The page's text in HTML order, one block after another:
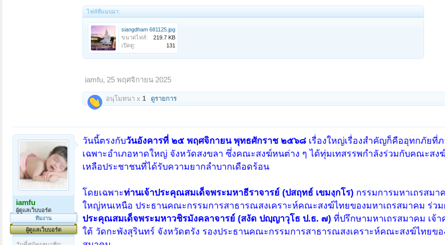
ไฟล์ที่แนบมา:
siangdham 681125.jpg
ขนาดไฟล์:
219.7 KB
เปิดดู:
131
iamfu, 25 พฤศจิกายน 2025
อนุโมทนา x 1 ดูรายการ
iamfu
ผู้ดูแลเว็บบอร์ด
ทีมงาน
ผู้ดูแลเว็บบอร์ด
วันนี้ตรงกับวันอังคารที่ ๒๕ พฤศจิกายน พุทธศักราช ๒๕๖๘ เรื่องใหญ่เรื่องสำคัญก็คืออุทกภัยที่
เฉพาะอำเภอหาดใหญ่ จังหวัดสงขลา ซึ่งคณะสงฆ์หนต่าง ๆ ได้ทุ่มเทสรรพกำลังร่วมกับคณะสง
เหลือประชาชนที่ได้รับความยากลำบากเดือดร้อน
โดยเฉพาะท่านเจ้าประคุณสมเด็จพระมหาธีราจารย์ (ปสฤทธ์ เขมงฺกโร) กรรมการมหาเถรสมา
ใหญ่หนเหนือ ประธานคณะกรรมการสาธารณสงเคราะห์คณะสงฆ์ไทยของมหาเถรสมาคม ร่ว
ประคุณสมเด็จพระมหาวชิรมังคลาจารย์ (สงัด ปญฺญาวุโธ ป.ธ. ๗) ที่ปรึกษามหาเถรสมาคม เจ้
ใต้ วัดกะพังสุรินทร์ จังหวัดตรัง รองประธานคณะกรรมการสาธารณสงเคราะห์คณะสงฆ์ไทยขอ